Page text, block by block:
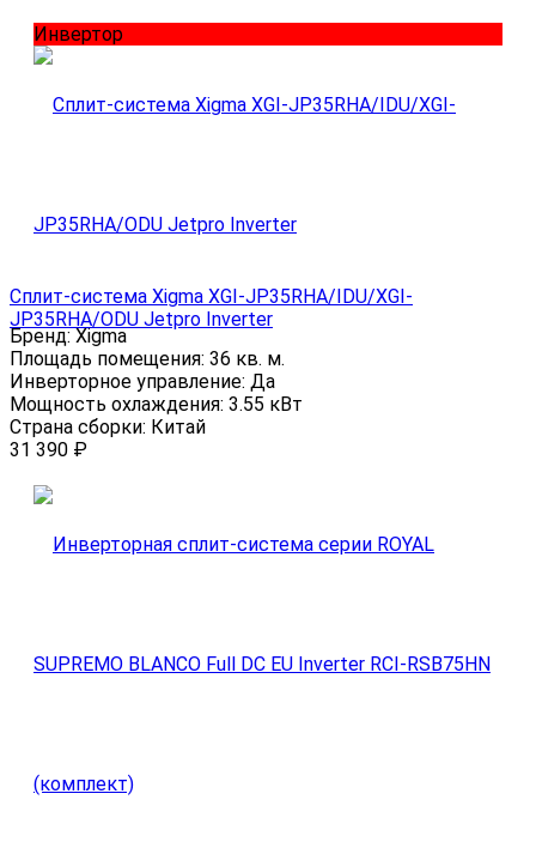
Инвертор
Сплит-система Xigma XGI-JP35RHA/IDU/XGI-
JP35RHA/ODU Jetpro Inverter
Бренд:Xigma
Площадь помещения: 36 кв. м.
Инверторное управление: Да
Мощность охлаждения: 3.55 кВт
Страна сборки: Китай
31 390 ₽